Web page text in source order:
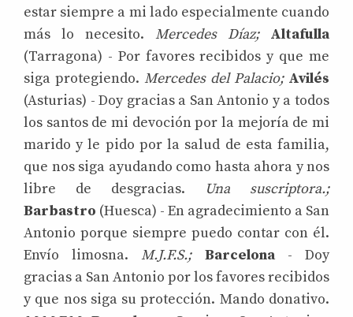
estar siempre a mi lado especialmente cuando
más lo necesito. Mercedes Díaz;
Altafulla
(Tarragona) - Por favores recibidos y que me
siga protegiendo. Mercedes del Palacio; Avilés
(Asturias) - Doy gracias a San Antonio y a todos
los santos de mi devoción por la mejoría de mi
marido y le pido por la salud de esta familia,
que nos siga ayudando como hasta ahora y nos
libre de desgracias.
Una suscriptora.;
Barbastro (Huesca) - En agradecimiento a San
Antonio porque siempre puedo contar con él.
Envío limosna.M.J.F.S.; Barcelona- Doy
gracias a San Antonio por los favores recibidos
y que nos siga su protección. Mando donativo.